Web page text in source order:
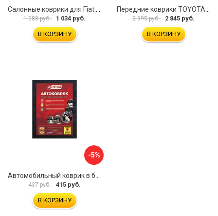
1 088 руб. 1 034 руб.
В КОРЗИНУ
2 995 руб. 2 845 руб.
В КОРЗИНУ
-5%
437 руб. 415 руб.
В КОРЗИНУ